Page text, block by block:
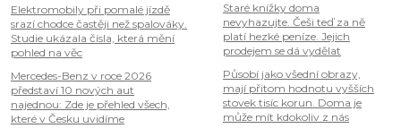
Elektromobily při pomalé jízdě
srazí chodce častěji než spalováky.
Studie ukázala čísla, která mění
pohled na věc
Mercedes-Benz v roce 2026
představí 10 nových aut
najednou: Zde je přehled všech,
které v Česku uvidíme
Staré knížky doma
nevyhazujte. Češi teď za ně
platí hezké peníze. Jejich
prodejem se dá vydělat
Působí jako všední obrazy,
mají přitom hodnotu vyšších
stovek tisíc korun. Doma je
může mít kdokoliv z nás